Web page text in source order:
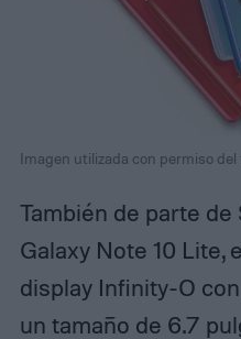
Imagen utilizada con permiso
También de parte de
Galaxy Note 10 Lite,
display Infinity-O
un tamaño de 6.7